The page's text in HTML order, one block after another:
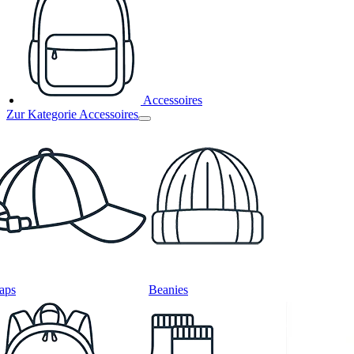
Accessoires
Zur Kategorie Accessoires
Beanies